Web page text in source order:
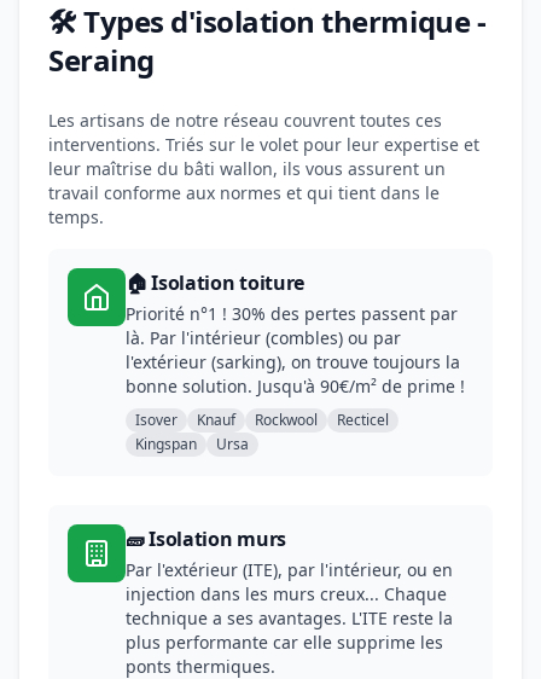
🛠️ Types d'isolation thermique -
Seraing
Les artisans de notre réseau couvrent toutes ces
interventions. Triés sur le volet pour leur expertise et
leur maîtrise du bâti wallon, ils vous assurent un
travail conforme aux normes et qui tient dans le
temps.
🏠 Isolation toiture
Priorité n°1 ! 30% des pertes passent par
là. Par l'intérieur (combles) ou par
l'extérieur (sarking), on trouve toujours la
bonne solution. Jusqu'à 90€/m² de prime !
Isover Knauf Rockwool
Recticel
Kingspan
Ursa
🧱 Isolation murs
Par l'extérieur (ITE), par l'intérieur, ou en
injection dans les murs creux... Chaque
technique a ses avantages. L'ITE reste la
plus performante car elle supprime les
ponts thermiques.